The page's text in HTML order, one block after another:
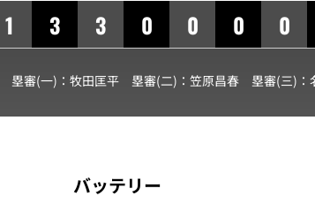
1 3 3 0 0 0 0
塁審(一)： 牧田匡平 塁審(二)： 笠原昌春 塁審(三)：
バッテリー